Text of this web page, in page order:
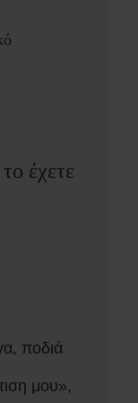
έχετε
ποδιά
μου»,